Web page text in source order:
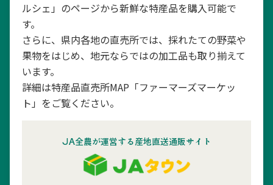
ルシェ」のページから新鮮な特産品を購入可能で
す。
さらに、県内各地の直売所では、採れたての野菜や
果物をはじめ、地元ならではの加工品も取り揃えて
います。
詳細は特産品直売所MAP「ファーマーズマーケッ
ト」をご覧ください。
JA全農が運営する産地直送通販サイト